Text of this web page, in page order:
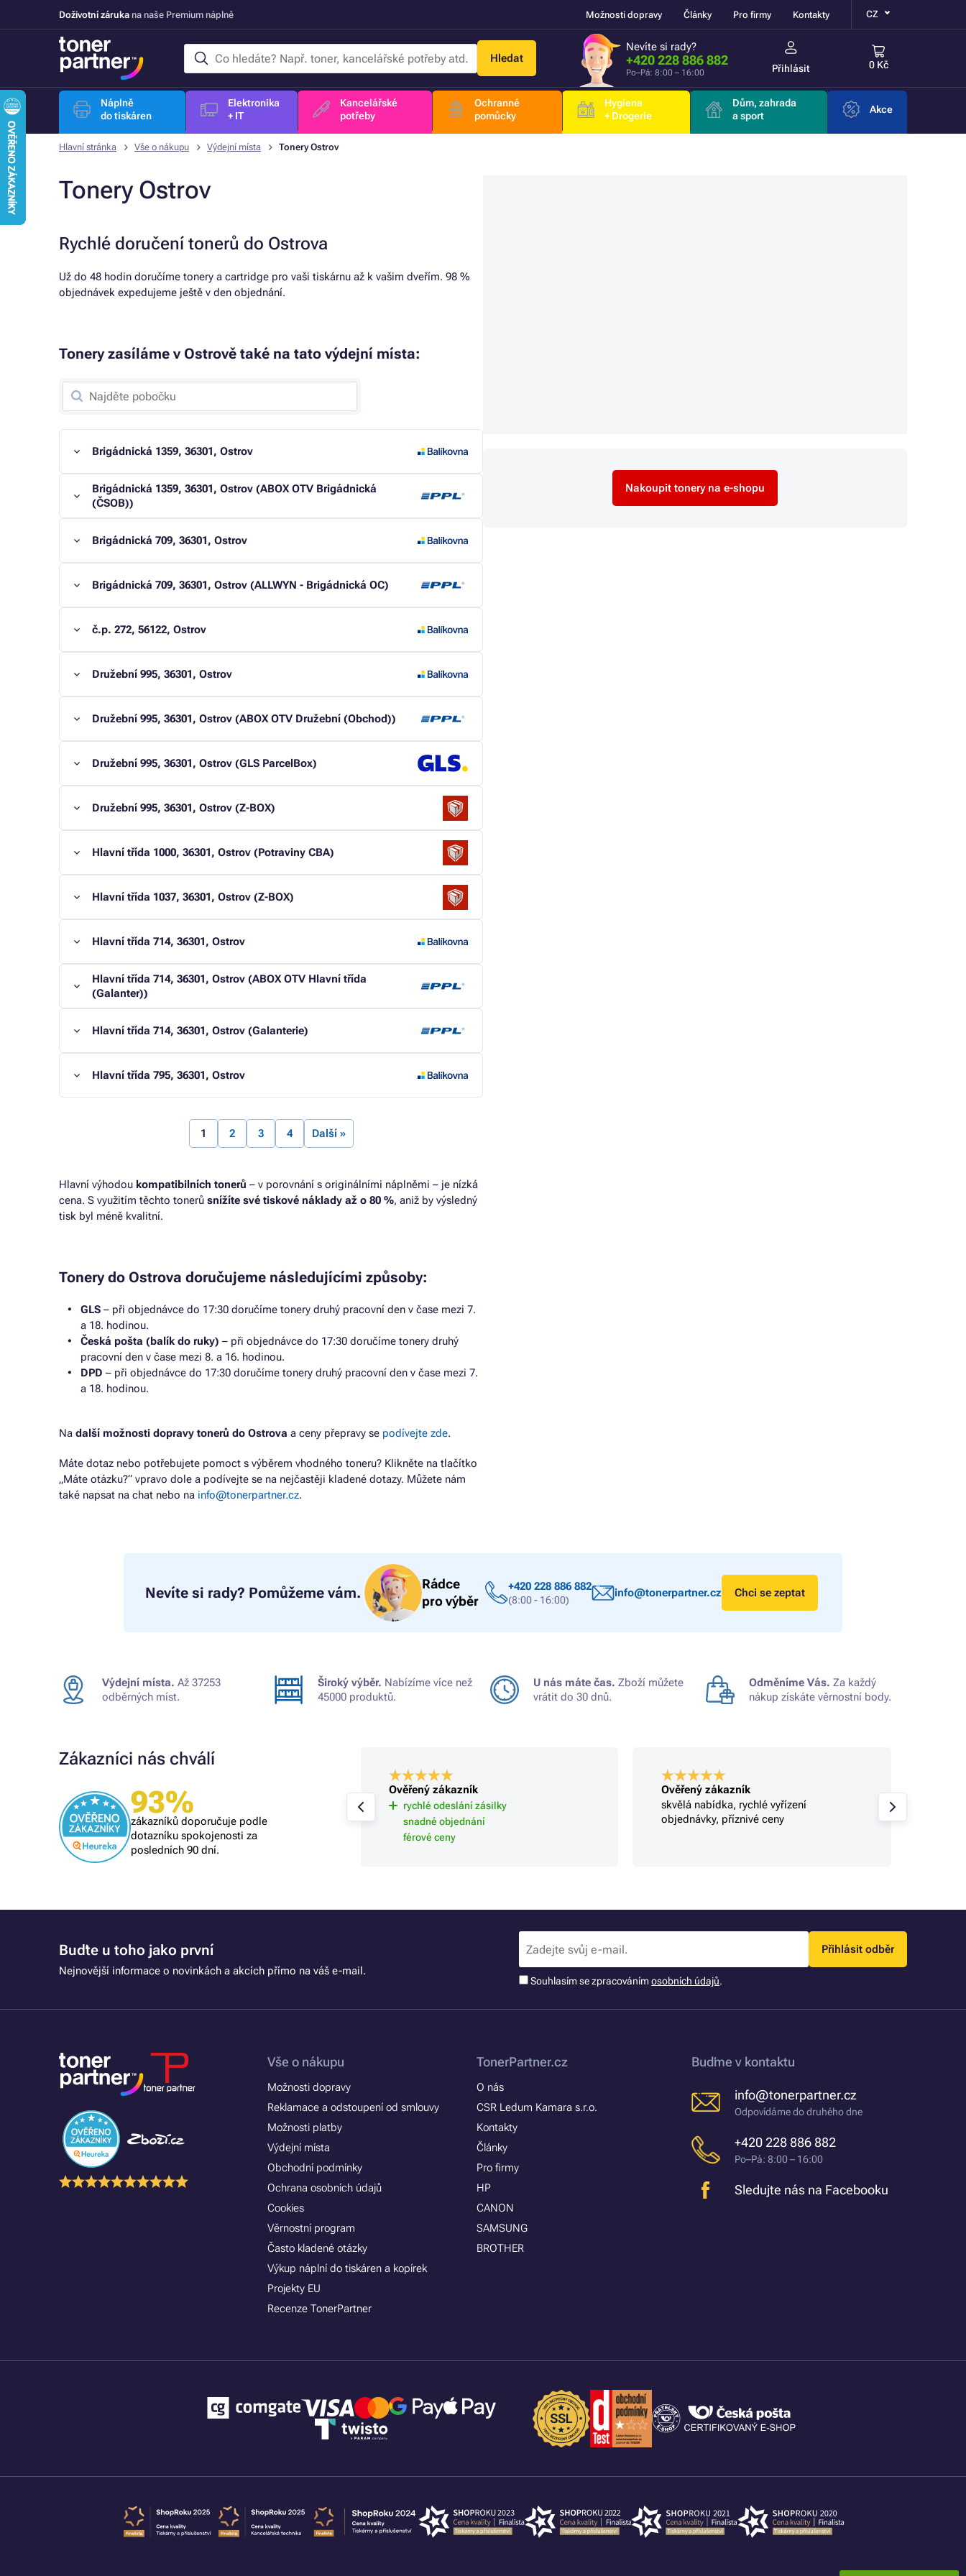
Doživotní záruka na naše Premium náplně Možnosti dopravy Články Pro firmy Kontakty CZ
Hledat
Nevíte si rady?
+420 228 886 882
Po–Pá: 8:00 – 16:00 Přihlásit 0 Kč
Náplně
do tiskáren
Elektronika
+ IT
Kancelářské
potřeby
Ochranné
pomůcky
Hygiena
+ Drogerie
Dům, zahrada
a sport
Akce
Hlavní stránka Vše o nákupu Výdejní místa Tonery Ostrov
Tonery Ostrov
Rychlé doručení tonerů do Ostrova
Už do 48 hodin doručíme tonery a cartridge pro vaši tiskárnu až k vašim dveřím. 98 %
objednávek expedujeme ještě v den objednání.
Tonery zasíláme v Ostrově také na tato výdejní místa:
Brigádnická 1359, 36301, Ostrov
Brigádnická 1359, 36301, Ostrov (ABOX OTV Brigádnická
(ČSOB))
Brigádnická 709, 36301, Ostrov
Brigádnická 709, 36301, Ostrov (ALLWYN - Brigádnická OC)
č.p. 272, 56122, Ostrov
Družební 995, 36301, Ostrov
Družební 995, 36301, Ostrov (ABOX OTV Družební (Obchod))
Družební 995, 36301, Ostrov (GLS ParcelBox)
Družební 995, 36301, Ostrov (Z-BOX)
Hlavní třída 1000, 36301, Ostrov (Potraviny CBA)
Hlavní třída 1037, 36301, Ostrov (Z-BOX)
Hlavní třída 714, 36301, Ostrov
Hlavní třída 714, 36301, Ostrov (ABOX OTV Hlavní třída
(Galanter))
Hlavní třída 714, 36301, Ostrov (Galanterie)
Hlavní třída 795, 36301, Ostrov
1 2 3 4 Další »
Hlavní výhodou kompatibilních tonerů – v porovnání s originálními náplněmi – je nízká
cena. S využitím těchto tonerů snížíte své tiskové náklady až o 80 %, aniž by výsledný
tisk byl méně kvalitní.
Tonery do Ostrova doručujeme následujícími způsoby:
GLS – při objednávce do 17:30 doručíme tonery druhý pracovní den v čase mezi 7.
a 18. hodinou.
Česká pošta (balík do ruky) – při objednávce do 17:30 doručíme tonery druhý
pracovní den v čase mezi 8. a 16. hodinou.
DPD – při objednávce do 17:30 doručíme tonery druhý pracovní den v čase mezi 7.
a 18. hodinou.
Na další možnosti dopravy tonerů do Ostrova a ceny přepravy se podívejte zde.
Máte dotaz nebo potřebujete pomoct s výběrem vhodného toneru? Klikněte na tlačítko
„Máte otázku?“ vpravo dole a podívejte se na nejčastěji kladené dotazy. Můžete nám
také napsat na chat nebo na info@tonerpartner.cz.
Nakoupit tonery na e-shopu
Nevíte si rady? Pomůžeme vám.
Rádce
pro výběr
+420 228 886 882
(8:00 - 16:00)
info@tonerpartner.cz Chci se zeptat
Výdejní místa. Až 37253
odběrných míst.
Široký výběr. Nabízíme více než
45000 produktů.
U nás máte čas. Zboží můžete
vrátit do 30 dnů.
Odměníme Vás. Za každý
nákup získáte věrnostní body.
Zákazníci nás chválí
93%
zákazníků doporučuje podle
dotazníku spokojenosti za
posledních 90 dní.
Ověřený zákazník
Všechno proběhlo k mé spokojenosti
Ověřený zákazník
rychlé odeslání zásilky
snadné objednání
férové ceny
Ověřený zákazník
skvělá nabídka, rychlé vyřízení
objednávky, příznivé ceny
Buďte u toho jako první
Nejnovější informace o novinkách a akcích přímo na váš e-mail.
Přihlásit odběr
Souhlasím se zpracovánímosobních údajů.
Vše o nákupu
Možnosti dopravy
Reklamace a odstoupení od smlouvy
Možnosti platby
Výdejní místa
Obchodní podmínky
Ochrana osobních údajů
Cookies
Věrnostní program
Často kladené otázky
Výkup náplní do tiskáren a kopírek
Projekty EU
Recenze TonerPartner
TonerPartner.cz
O nás
CSR Ledum Kamara s.r.o.
Kontakty
Články
Pro firmy
HP
CANON
SAMSUNG
BROTHER
Buďme v kontaktu
info@tonerpartner.cz
Odpovídáme do druhého dne
+420 228 886 882
Po–Pá: 8:00 – 16:00
Sledujte nás na Facebooku